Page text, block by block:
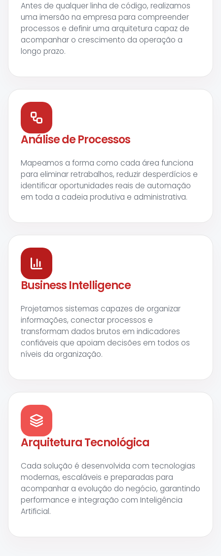
Antes de qualquer linha de código, realizamos
uma imersão na empresa para compreender
processos e definir uma arquitetura capaz de
acompanhar o crescimento da operação a
longo prazo.
Análise de Processos
Mapeamos a forma como cada área funciona
para eliminar retrabalhos, reduzir desperdícios e
identificar oportunidades reais de automação
em toda a cadeia produtiva e administrativa.
Business Intelligence
Projetamos sistemas capazes de organizar
informações, conectar processos e
transformam dados brutos em indicadores
confiáveis que apoiam decisões em todos os
níveis da organização.
Arquitetura Tecnológica
Cada solução é desenvolvida com tecnologias
modernas, escaláveis e preparadas para
acompanhar a evolução do negócio, garantindo
performance e integração com Inteligência
Artificial.